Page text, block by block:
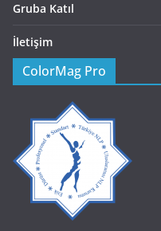
Gruba Katıl
İletişim
ColorMag Pro